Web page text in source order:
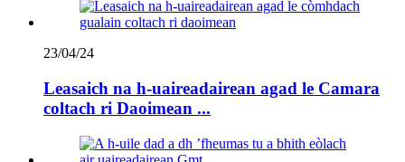
23/04/24
Leasaich na h-uaireadairean agad le Camara
coltach ri Daoimean ...